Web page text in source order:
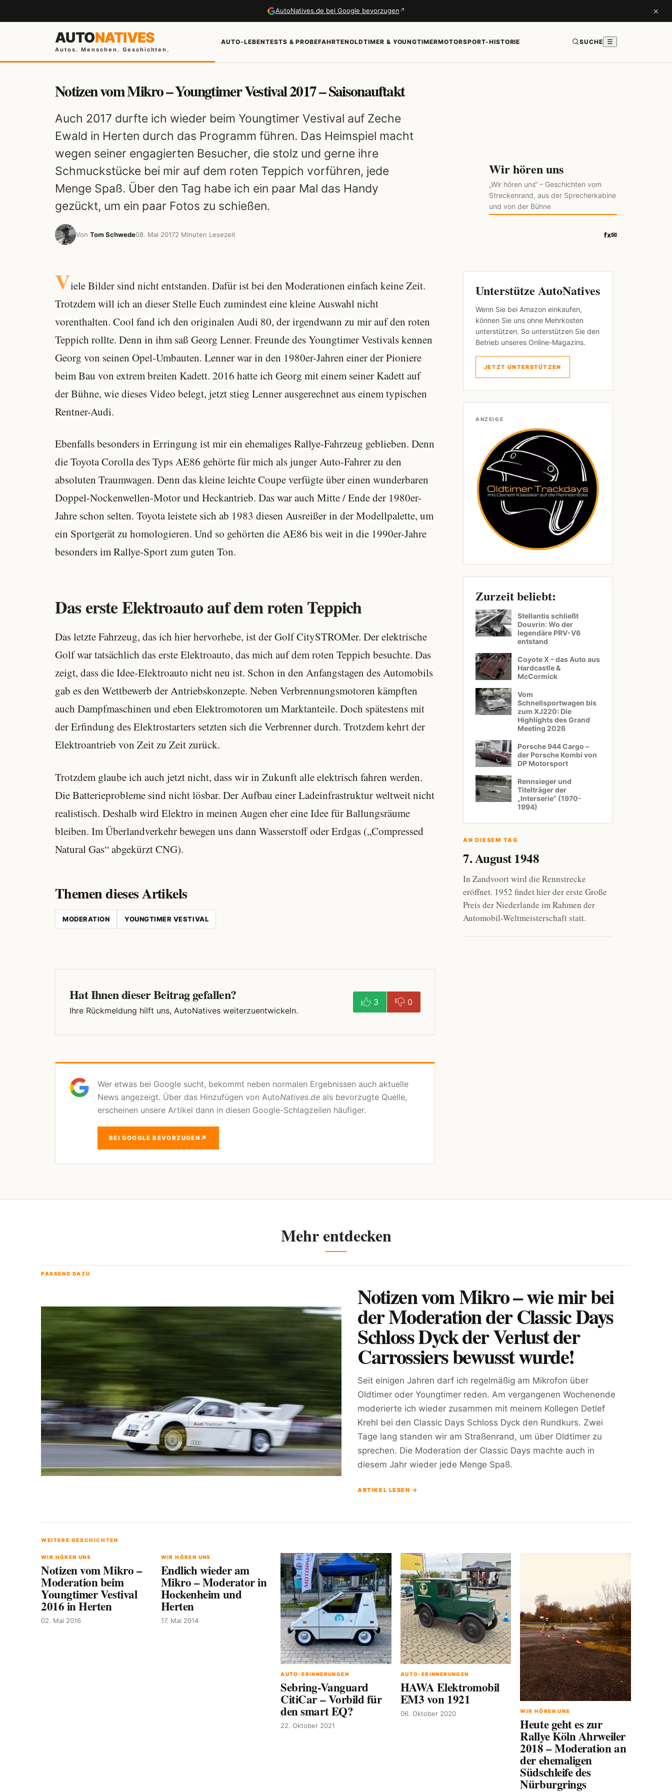
AutoNatives.de bei Google bevorzugen ↗ ×
AUTONATIVES
Autos. Menschen. Geschichten.
AUTO-LEBENTESTS & PROBEFAHRTENOLDTIMER & YOUNGTIMERMOTORSPORT-HISTORIE SUCHE ☰
Notizen vom Mikro – Youngtimer Vestival 2017 – Saisonauftakt
Auch 2017 durfte ich wieder beim Youngtimer Vestival auf Zeche
Ewald in Herten durch das Programm führen. Das Heimspiel macht
wegen seiner engagierten Besucher, die stolz und gerne ihre
Schmuckstücke bei mir auf dem roten Teppich vorführen, jede
Menge Spaß. Über den Tag habe ich ein paar Mal das Handy
gezückt, um ein paar Fotos zu schießen.
Wir hören uns
„Wir hören uns“ – Geschichten vom
Streckenrand, aus der Sprecherkabine
und von der Bühne
Von Tom Schwede08. Mai 20172 Minuten Lesezeit fx✉
Viele Bilder sind nicht entstanden. Dafür ist bei den Moderationen einfach keine Zeit.
Trotzdem will ich an dieser Stelle Euch zumindest eine kleine Auswahl nicht
vorenthalten. Cool fand ich den originalen Audi 80, der irgendwann zu mir auf den roten
Teppich rollte. Denn in ihm saß Georg Lenner. Freunde des Youngtimer Vestivals kennen
Georg von seinen Opel-Umbauten. Lenner war in den 1980er-Jahren einer der Pioniere
beim Bau von extrem breiten Kadett. 2016 hatte ich Georg mit einem seiner Kadett auf
der Bühne, wie dieses Video belegt, jetzt stieg Lenner ausgerechnet aus einem typischen
Rentner-Audi.
Ebenfalls besonders in Erringung ist mir ein ehemaliges Rallye-Fahrzeug geblieben. Denn
die Toyota Corolla des Typs AE86 gehörte für mich als junger Auto-Fahrer zu den
absoluten Traumwagen. Denn das kleine leichte Coupe verfügte über einen wunderbaren
Doppel-Nockenwellen-Motor und Heckantrieb. Das war auch Mitte / Ende der 1980er-
Jahre schon selten. Toyota leistete sich ab 1983 diesen Ausreißer in der Modellpalette, um
ein Sportgerät zu homologieren. Und so gehörten die AE86 bis weit in die 1990er-Jahre
besonders im Rallye-Sport zum guten Ton.
Das erste Elektroauto auf dem roten Teppich
Das letzte Fahrzeug, das ich hier hervorhebe, ist der Golf CitySTROMer. Der elektrische
Golf war tatsächlich das erste Elektroauto, das mich auf dem roten Teppich besuchte. Das
zeigt, dass die Idee-Elektroauto nicht neu ist. Schon in den Anfangstagen des Automobils
gab es den Wettbewerb der Antriebskonzepte. Neben Verbrennungsmotoren kämpften
auch Dampfmaschinen und eben Elektromotoren um Marktanteile. Doch spätestens mit
der Erfindung des Elektrostarters setzten sich die Verbrenner durch. Trotzdem kehrt der
Elektroantrieb von Zeit zu Zeit zurück.
Trotzdem glaube ich auch jetzt nicht, dass wir in Zukunft alle elektrisch fahren werden.
Die Batterieprobleme sind nicht lösbar. Der Aufbau einer Ladeinfrastruktur weltweit nicht
realistisch. Deshalb wird Elektro in meinen Augen eher eine Idee für Ballungsräume
bleiben. Im Überlandverkehr bewegen uns dann Wasserstoff oder Erdgas („Compressed
Natural Gas“ abgekürzt CNG).
Themen dieses Artikels
MODERATION YOUNGTIMER VESTIVAL
Hat Ihnen dieser Beitrag gefallen?
Ihre Rückmeldung hilft uns, AutoNatives weiterzuentwickeln.
3 0
Wer etwas bei Google sucht, bekommt neben normalen Ergebnissen auch aktuelle
News angezeigt. Über das Hinzufügen von AutoNatives.de als bevorzugte Quelle,
erscheinen unsere Artikel dann in diesen Google-Schlagzeilen häufiger.
BEI GOOGLE BEVORZUGEN ↗
Unterstütze AutoNatives
Wenn Sie bei Amazon einkaufen,
können Sie uns ohne Mehrkosten
unterstützen. So unterstützen Sie den
Betrieb unseres Online-Magazins.
JETZT UNTERSTÜTZEN
ANZEIGE
Zurzeit beliebt:
Stellantis schließt
Douvrin: Wo der
legendäre PRV-V6
entstand
Coyote X – das Auto aus
Hardcastle &
McCormick
Vom
Schnellsportwagen bis
zum XJ220: Die
Highlights des Grand
Meeting 2026
Porsche 944 Cargo –
der Porsche Kombi von
DP Motorsport
Rennsieger und
Titelträger der
„Interserie“ (1970-
1994)
AN DIESEM TAG
7. August 1948
In Zandvoort wird die Rennstrecke
eröffnet. 1952 findet hier der erste Große
Preis der Niederlande im Rahmen der
Automobil-Weltmeisterschaft statt.
Mehr entdecken
PASSEND DAZU
Notizen vom Mikro – wie mir bei
der Moderation der Classic Days
Schloss Dyck der Verlust der
Carrossiers bewusst wurde!
Seit einigen Jahren darf ich regelmäßig am Mikrofon über
Oldtimer oder Youngtimer reden. Am vergangenen Wochenende
moderierte ich wieder zusammen mit meinem Kollegen Detlef
Krehl bei den Classic Days Schloss Dyck den Rundkurs. Zwei
Tage lang standen wir am Straßenrand, um über Oldtimer zu
sprechen. Die Moderation der Classic Days machte auch in
diesem Jahr wieder jede Menge Spaß.
ARTIKEL LESEN →
WEITERE GESCHICHTEN
WIR HÖREN UNS
Notizen vom Mikro –
Moderation beim
Youngtimer Vestival
2016 in Herten
02. Mai 2016
WIR HÖREN UNS
Endlich wieder am
Mikro – Moderator in
Hockenheim und
Herten
17. Mai 2014
AUTO-ERINNERUNGEN
Sebring-Vanguard
CitiCar – Vorbild für
den smart EQ?
22. Oktober 2021
AUTO-ERINNERUNGEN
HAWA Elektromobil
EM3 von 1921
06. Oktober 2020 WIR HÖREN UNS
Heute geht es zur
Rallye Köln Ahrweiler
2018 – Moderation an
der ehemaligen
Südschleife des
Nürburgrings